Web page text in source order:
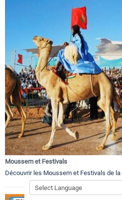
Moussem et Festivals
Découvrir les Moussem et Festivals de